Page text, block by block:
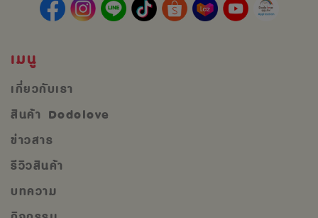
เมนู
เกี่ยวกับเรา
สินค้า Dodolove
ข่าวสาร
รีวิวสินค้า
บทความ